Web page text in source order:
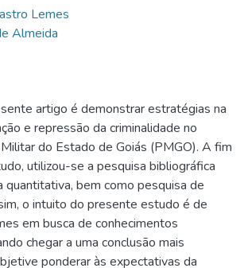
Lemes
Almeida
artigo é demonstrar estratégias na
e repressão da criminalidade no
do Estado de Goiás (PMGO). A fim
utilizou-se a pesquisa bibliográfica
quantitativa, bem como pesquisa de
o intuito do presente estudo é de
em busca de conhecimentos
chegar a uma conclusão mais
ponderar às expectativas da